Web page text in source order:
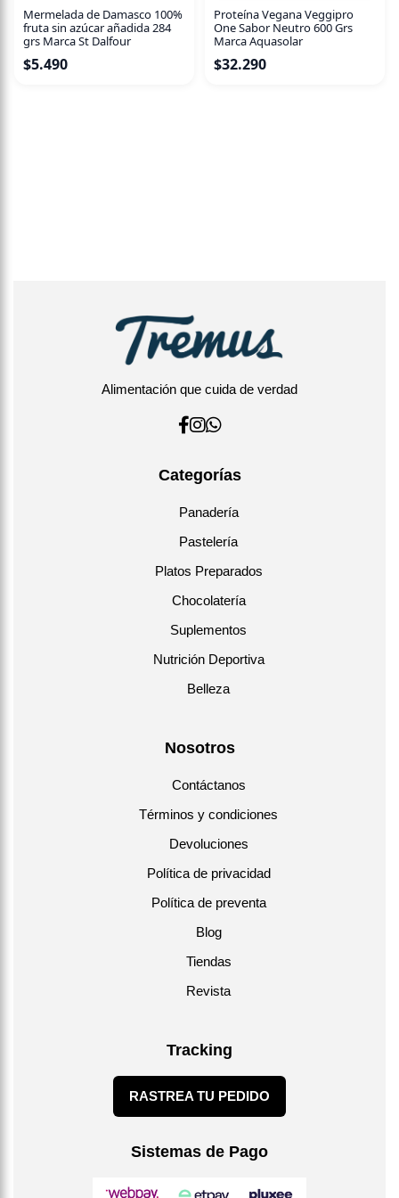
Mermelada de Damasco 100%
fruta sin azúcar añadida 284
grs Marca St Dalfour
$5.490
Proteína Vegana Veggipro
One Sabor Neutro 600 Grs
Marca Aquasolar
$32.290
Alimentación que cuida de verdad
Categorías
Panadería
Pastelería
Platos Preparados
Chocolatería
Suplementos
Nutrición Deportiva
Belleza
Nosotros
Contáctanos
Términos y condiciones
Devoluciones
Política de privacidad
Política de preventa
Blog
Tiendas
Revista
Tracking
RASTREA TU PEDIDO
Sistemas de Pago